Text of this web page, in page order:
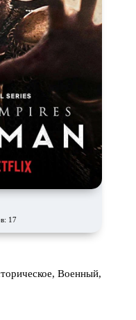
17
Военный,